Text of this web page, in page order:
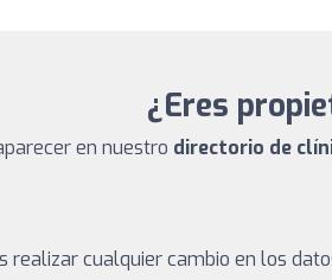
¿Eres
en nuestro directorio de
realizar cualquier cambio en los